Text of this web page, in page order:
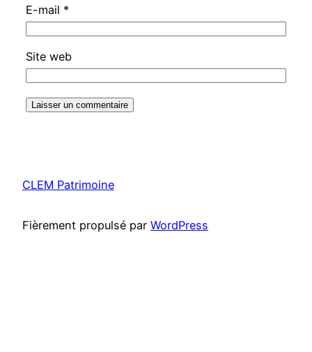
E-mail *
Site web
CLEM Patrimoine
Fièrement propulsé par WordPress